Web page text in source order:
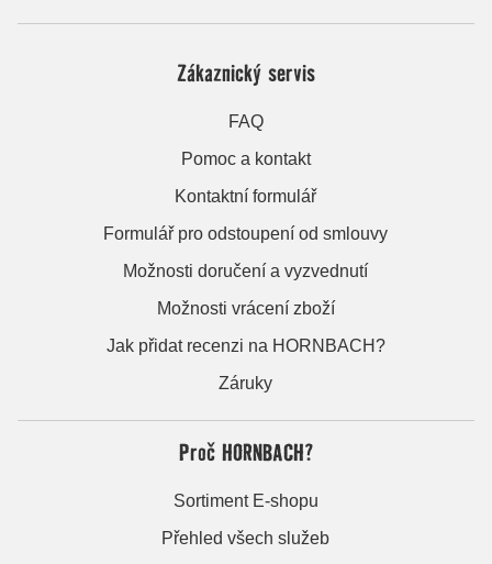
Zákaznický servis
FAQ
Pomoc a kontakt
Kontaktní formulář
Formulář pro odstoupení od smlouvy
Možnosti doručení a vyzvednutí
Možnosti vrácení zboží
Jak přidat recenzi na HORNBACH?
Záruky
Proč HORNBACH?
Sortiment E-shopu
Přehled všech služeb